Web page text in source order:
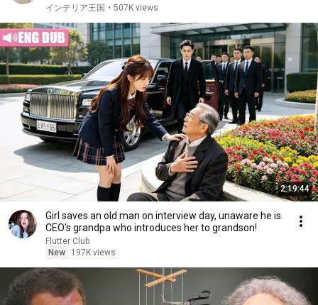
インテリア王国 • 507K views
2:19:44
Girl saves an old man on interview day, unaware he is
CEO's grandpa who introduces her to grandson!
Flutter Club
New
197K views